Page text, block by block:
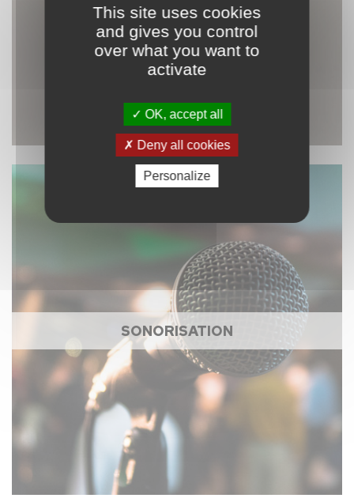
SONORISATION
This site uses cookies
and gives you control
over what you want to
activate
OK, accept all
Deny all cookies
Personalize